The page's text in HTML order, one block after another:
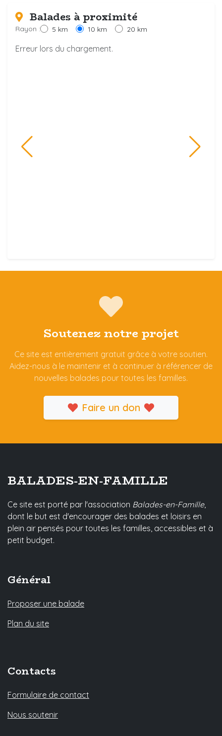
Balades à proximité
Rayon : 5 km 10 km 20 km
Erreur lors du chargement.
Soutenez notre projet
Ce site est entièrement gratuit grâce à votre soutien.
Aidez-nous à le maintenir et à continuer à référencer de
nouvelles balades pour toutes les familles.
Faire un don
BALADES-EN-FAMILLE
Ce site est porté par l'association Balades-en-Famille,
dont le but est d'encourager des balades et loisirs en
plein air pensés pour toutes les familles, accessibles et à
petit budget.
Général
Proposer une balade
Plan du site
Contacts
Formulaire de contact
Nous soutenir